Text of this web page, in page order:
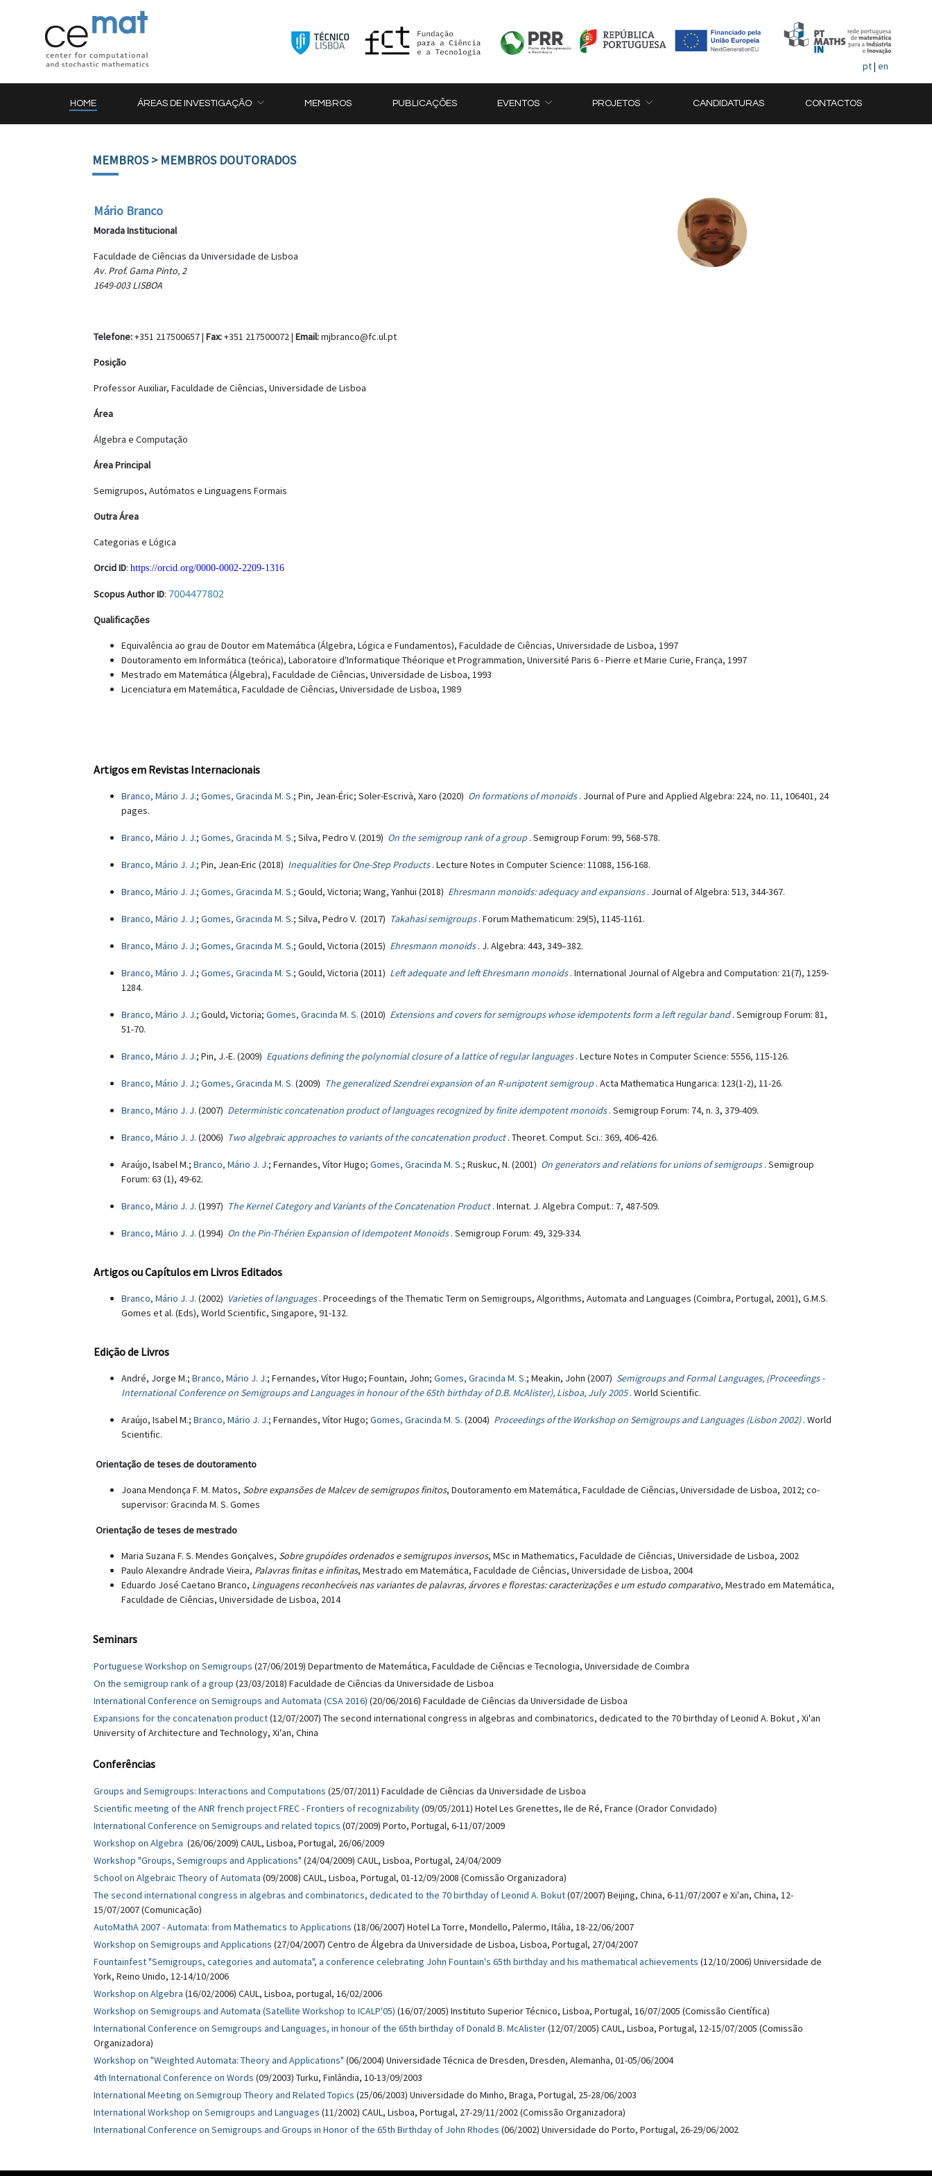
pt| en
HOME ÁREAS DE INVESTIGAÇÃO MEMBROS PUBLICAÇÕES EVENTOS PROJETOS CANDIDATURAS CONTACTOS
MEMBROS> MEMBROS DOUTORADOS
Mário Branco
Morada Institucional
Faculdade de Ciências da Universidade de Lisboa
Av. Prof. Gama Pinto, 2
1649-003 LISBOA
Telefone:+351 217500657 | Fax:+351 217500072 | Email:mjbranco@fc.ul.pt
Posição
Professor Auxiliar, Faculdade de Ciências, Universidade de Lisboa
Área
Álgebra e Computação
Área Principal
Semigrupos, Autómatos e Linguagens Formais
Outra Área
Categorias e Lógica
Orcid ID: https://orcid.org/0000-0002-2209-1316
Scopus Author ID: 7004477802
Qualificações
Equivalência ao grau de Doutor em Matemática (Álgebra, Lógica e Fundamentos), Faculdade de Ciências, Universidade de Lisboa, 1997
Doutoramento em Informática (teórica), Laboratoire d'Informatique Théorique et Programmation, Université Paris 6 - Pierre et Marie Curie, França, 1997
Mestrado em Matemática (Álgebra), Faculdade de Ciências, Universidade de Lisboa, 1993
Licenciatura em Matemática, Faculdade de Ciências, Universidade de Lisboa, 1989
Artigos em Revistas Internacionais
Branco, Mário J. J.; Gomes, Gracinda M. S.; Pin, Jean-Éric; Soler-Escrivà, Xaro (2020) On formations of monoids . Journal of Pure and Applied Algebra: 224, no. 11, 106401, 24
pages.
Branco, Mário J. J.; Gomes, Gracinda M. S.; Silva, Pedro V. (2019) On the semigroup rank of a group . Semigroup Forum: 99, 568-578.
Branco, Mário J. J.; Pin, Jean-Eric (2018) Inequalities for One-Step Products . Lecture Notes in Computer Science: 11088, 156-168.
Branco, Mário J. J.; Gomes, Gracinda M. S.; Gould, Victoria; Wang, Yanhui (2018) Ehresmann monoids: adequacy and expansions . Journal of Algebra: 513, 344-367.
Branco, Mário J. J.; Gomes, Gracinda M. S.; Silva, Pedro V. (2017) Takahasi semigroups . Forum Mathematicum: 29(5), 1145-1161.
Branco, Mário J. J.; Gomes, Gracinda M. S.; Gould, Victoria (2015) Ehresmann monoids . J. Algebra: 443, 349–382.
Branco, Mário J. J.; Gomes, Gracinda M. S.; Gould, Victoria (2011) Left adequate and left Ehresmann monoids. International Journal of Algebra and Computation: 21(7), 1259-
1284.
Branco, Mário J. J.; Gould, Victoria; Gomes, Gracinda M. S. (2010) Extensions and covers for semigroups whose idempotents form a left regular band . Semigroup Forum: 81,
51-70.
Branco, Mário J. J.; Pin, J.-E. (2009) Equations defining the polynomial closure of a lattice of regular languages . Lecture Notes in Computer Science: 5556, 115-126.
Branco, Mário J. J.; Gomes, Gracinda M. S. (2009) The generalized Szendrei expansion of an R-unipotent semigroup . Acta Mathematica Hungarica: 123(1-2), 11-26.
Branco, Mário J. J. (2007) Deterministic concatenation product of languages recognized by finite idempotent monoids . Semigroup Forum: 74, n. 3, 379-409.
Branco, Mário J. J. (2006) Two algebraic approaches to variants of the concatenation product . Theoret. Comput. Sci.: 369, 406-426.
Araújo, Isabel M.; Branco, Mário J. J.; Fernandes, Vítor Hugo; Gomes, Gracinda M. S.; Ruskuc, N. (2001) On generators and relations for unions of semigroups . Semigroup
Forum: 63 (1), 49-62.
Branco, Mário J. J. (1997) The Kernel Category and Variants of the Concatenation Product . Internat. J. Algebra Comput.: 7, 487-509.
Branco, Mário J. J. (1994) On the Pin-Thérien Expansion of Idempotent Monoids . Semigroup Forum: 49, 329-334.
Artigos ou Capítulos em Livros Editados
Branco, Mário J. J. (2002) Varieties of languages . Proceedings of the Thematic Term on Semigroups, Algorithms, Automata and Languages (Coimbra, Portugal, 2001), G.M.S.
Gomes et al. (Eds), World Scientific, Singapore, 91-132.
Edição de Livros
André, Jorge M.; Branco, Mário J. J.; Fernandes, Vítor Hugo; Fountain, John; Gomes, Gracinda M. S.; Meakin, John (2007) Semigroups and Formal Languages, (Proceedings -
International Conference on Semigroups and Languages in honour of the 65th birthday of D.B. McAlister), Lisboa, July 2005 . World Scientific.
Araújo, Isabel M.; Branco, Mário J. J.; Fernandes, Vítor Hugo; Gomes, Gracinda M. S. (2004) Proceedings of the Workshop on Semigroups and Languages (Lisbon 2002) . World
Scientific.
Orientação de teses de doutoramento
Joana Mendonça F. M. Matos, Sobre expansões de Malcev de semigrupos finitos, Doutoramento em Matemática, Faculdade de Ciências, Universidade de Lisboa, 2012; co-
supervisor: Gracinda M. S. Gomes
Orientação de teses de mestrado
Maria Suzana F. S. Mendes Gonçalves, Sobre grupóides ordenados e semigrupos inversos, MSc in Mathematics, Faculdade de Ciências, Universidade de Lisboa, 2002
Paulo Alexandre Andrade Vieira, Palavras finitas e infinitas, Mestrado em Matemática, Faculdade de Ciências, Universidade de Lisboa, 2004
Eduardo José Caetano Branco, Linguagens reconhecíveis nas variantes de palavras, árvores e florestas: caracterizações e um estudo comparativo, Mestrado em Matemática,
Faculdade de Ciências, Universidade de Lisboa, 2014
Seminars
Portuguese Workshop on Semigroups (27/06/2019) Departmento de Matemática, Faculdade de Ciências e Tecnologia, Universidade de Coimbra
On the semigroup rank of a group (23/03/2018) Faculdade de Ciências da Universidade de Lisboa
International Conference on Semigroups and Automata (CSA 2016) (20/06/2016) Faculdade de Ciências da Universidade de Lisboa
Expansions for the concatenation product(12/07/2007) The second international congress in algebras and combinatorics, dedicated to the 70 birthday of Leonid A. Bokut , Xi'an
University of Architecture and Technology, Xi'an, China
Conferências
Groups and Semigroups: Interactions and Computations (25/07/2011) Faculdade de Ciências da Universidade de Lisboa
Scientific meeting of the ANR french project FREC - Frontiers of recognizability(09/05/2011) Hotel Les Grenettes, Ile de Ré, France (Orador Convidado)
International Conference on Semigroups and related topics (07/2009) Porto, Portugal, 6-11/07/2009
Workshop on Algebra (26/06/2009) CAUL, Lisboa, Portugal, 26/06/2009
Workshop "Groups, Semigroups and Applications" (24/04/2009) CAUL, Lisboa, Portugal, 24/04/2009
School on Algebraic Theory of Automata (09/2008) CAUL, Lisboa, Portugal, 01-12/09/2008 (Comissão Organizadora)
The second international congress in algebras and combinatorics, dedicated to the 70 birthday of Leonid A. Bokut(07/2007) Beijing, China, 6-11/07/2007 e Xi'an, China, 12-
15/07/2007 (Comunicação)
AutoMathA 2007 - Automata: from Mathematics to Applications (18/06/2007) Hotel La Torre, Mondello, Palermo, Itália, 18-22/06/2007
Workshop on Semigroups and Applications (27/04/2007) Centro de Álgebra da Universidade de Lisboa, Lisboa, Portugal, 27/04/2007
Fountainfest "Semigroups, categories and automata", a conference celebrating John Fountain's 65th birthday and his mathematical achievements (12/10/2006) Universidade de
York, Reino Unido, 12-14/10/2006
Workshop on Algebra (16/02/2006) CAUL, Lisboa, portugal, 16/02/2006
Workshop on Semigroups and Automata (Satellite Workshop to ICALP'05) (16/07/2005) Instituto Superior Técnico, Lisboa, Portugal, 16/07/2005 (Comissão Científica)
International Conference on Semigroups and Languages, in honour of the 65th birthday of Donald B. McAlister(12/07/2005) CAUL, Lisboa, Portugal, 12-15/07/2005 (Comissão
Organizadora)
Workshop on "Weighted Automata: Theory and Applications" (06/2004) Universidade Técnica de Dresden, Dresden, Alemanha, 01-05/06/2004
4th International Conference on Words (09/2003) Turku, Finlândia, 10-13/09/2003
International Meeting on Semigroup Theory and Related Topics (25/06/2003) Universidade do Minho, Braga, Portugal, 25-28/06/2003
International Workshop on Semigroups and Languages (11/2002) CAUL, Lisboa, Portugal, 27-29/11/2002 (Comissão Organizadora)
International Conference on Semigroups and Groups in Honor of the 65th Birthday of John Rhodes (06/2002) Universidade do Porto, Portugal, 26-29/06/2002